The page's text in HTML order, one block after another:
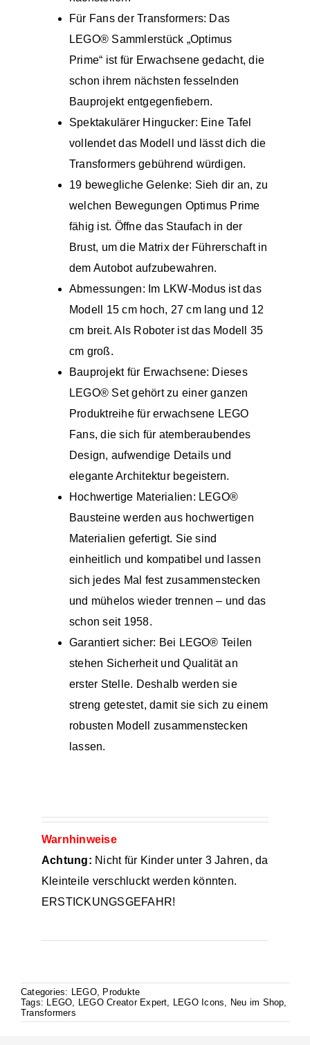
Für Fans der Transformers: Das
LEGO® Sammlerstück „Optimus
Prime“ ist für Erwachsene gedacht, die
schon ihrem nächsten fesselnden
Bauprojekt entgegenfiebern.
Spektakulärer Hingucker: Eine Tafel
vollendet das Modell und lässt dich die
Transformers gebührend würdigen.
19 bewegliche Gelenke: Sieh dir an, zu
welchen Bewegungen Optimus Prime
fähig ist. Öffne das Staufach in der
Brust, um die Matrix der Führerschaft in
dem Autobot aufzubewahren.
Abmessungen: Im LKW-Modus ist das
Modell 15 cm hoch, 27 cm lang und 12
cm breit. Als Roboter ist das Modell 35
cm groß.
Bauprojekt für Erwachsene: Dieses
LEGO® Set gehört zu einer ganzen
Produktreihe für erwachsene LEGO
Fans, die sich für atemberaubendes
Design, aufwendige Details und
elegante Architektur begeistern.
Hochwertige Materialien: LEGO®
Bausteine werden aus hochwertigen
Materialien gefertigt. Sie sind
einheitlich und kompatibel und lassen
sich jedes Mal fest zusammenstecken
und mühelos wieder trennen – und das
schon seit 1958.
Garantiert sicher: Bei LEGO® Teilen
stehen Sicherheit und Qualität an
erster Stelle. Deshalb werden sie
streng getestet, damit sie sich zu einem
robusten Modell zusammenstecken
lassen.
Warnhinweise
Achtung: Nicht für Kinder unter 3 Jahren, da
Kleinteile verschluckt werden könnten.
ERSTICKUNGSGEFAHR!
Categories: LEGO, Produkte
Tags: LEGO, LEGO Creator Expert, LEGO Icons, Neu im Shop,
Transformers